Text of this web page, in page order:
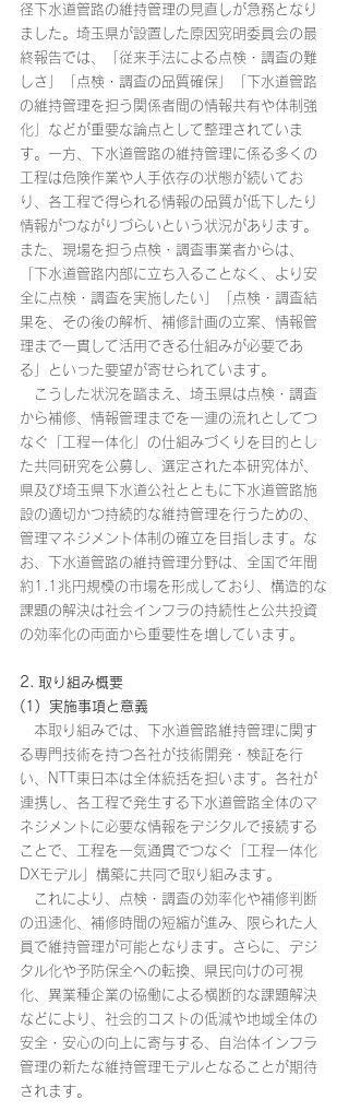
径下水道管路の維持管理の見直しが急務となり
ました。埼玉県が設置した原因究明委員会の最
終報告では、「従来手法による点検・調査の難
しさ」「点検・調査の品質確保」「下水道管路
の維持管理を担う関係者間の情報共有や体制強
化」などが重要な論点として整理されていま
す。一方、下水道管路の維持管理に係る多くの
工程は危険作業や人手依存の状態が続いてお
り、各工程で得られる情報の品質が低下したり
情報がつながりづらいという状況があります。
また、現場を担う点検・調査事業者からは、
「下水道管路内部に立ち入ることなく、より安
全に点検・調査を実施したい」「点検・調査結
果を、その後の解析、補修計画の立案、情報管
理まで一貫して活用できる仕組みが必要であ
る」といった要望が寄せられています。
こうした状況を踏まえ、埼玉県は点検・調査
から補修、情報管理までを一連の流れとしてつ
なぐ「工程一体化」の仕組みづくりを目的とし
た共同研究を公募し、選定された本研究体が、
県及び埼玉県下水道公社とともに下水道管路施
設の適切かつ持続的な維持管理を行うための、
管理マネジメント体制の確立を目指します。な
お、下水道管路の維持管理分野は、全国で年間
約1.1兆円規模の市場を形成しており、構造的な
課題の解決は社会インフラの持続性と公共投資
の効率化の両面から重要性を増しています。
2. 取り組み概要
(1)  実施事項と意義
本取り組みでは、下水道管路維持管理に関す
る専門技術を持つ各社が技術開発・検証を行
い、NTT東日本は全体統括を担います。各社が
連携し、各工程で発生する下水道管路全体のマ
ネジメントに必要な情報をデジタルで接続する
ことで、工程を一気通貫でつなぐ「工程一体化
DXモデル」構築に共同で取り組みます。
これにより、点検・調査の効率化や補修判断
の迅速化、補修時間の短縮が進み、限られた人
員で維持管理が可能となります。さらに、デジ
タル化や予防保全への転換、県民向けの可視
化、異業種企業の協働による横断的な課題解決
などにより、社会的コストの低減や地域全体の
安全・安心の向上に寄与する、自治体インフラ
管理の新たな維持管理モデルとなることが期待
されます。